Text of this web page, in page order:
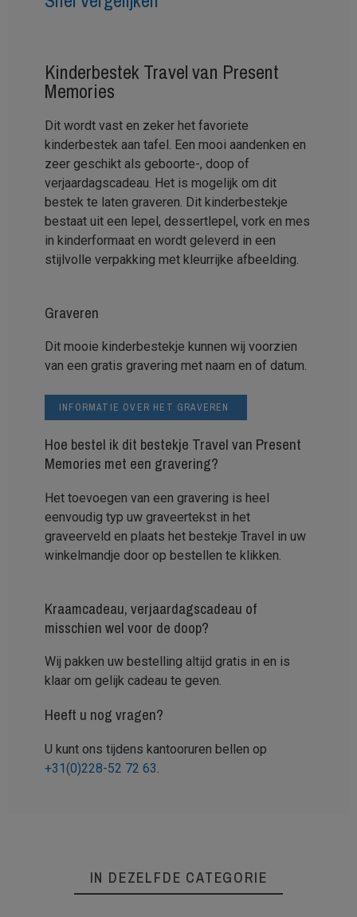
Kinderbestek Travel van Present
Memories
Dit wordt vast en zeker het favoriete
kinderbestek aan tafel. Een mooi aandenken en
zeer geschikt als geboorte-, doop of
verjaardagscadeau. Het is mogelijk om dit
bestek te laten graveren. Dit kinderbestekje
bestaat uit een lepel, dessertlepel, vork en mes
in kinderformaat en wordt geleverd in een
stijlvolle verpakking met kleurrijke afbeelding.
Graveren
Dit mooie kinderbestekje kunnen wij voorzien
van een gratis gravering met naam en of datum.
INFORMATIE OVER HET GRAVEREN
Hoe bestel ik dit bestekje Travel van Present
Memories met een gravering?
Het toevoegen van een gravering is heel
eenvoudig typ uw graveertekst in het
graveerveld en plaats het bestekje Travel in uw
winkelmandje door op bestellen te klikken.
Kraamcadeau, verjaardagscadeau of
misschien wel voor de doop?
Wij pakken uw bestelling altijd gratis in en is
klaar om gelijk cadeau te geven.
Heeft u nog vragen?
U kunt ons tijdens kantooruren bellen op
+31(0)228-52 72 63
IN DEZELFDE CATEGORIE